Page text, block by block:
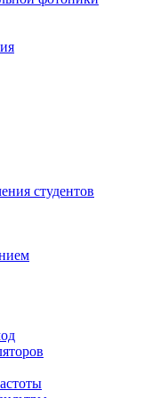
студентов